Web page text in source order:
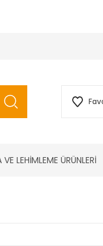
LEHİMLEME ÜRÜNLERİ